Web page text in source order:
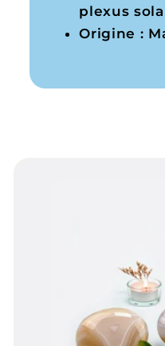
plexus
Origine :